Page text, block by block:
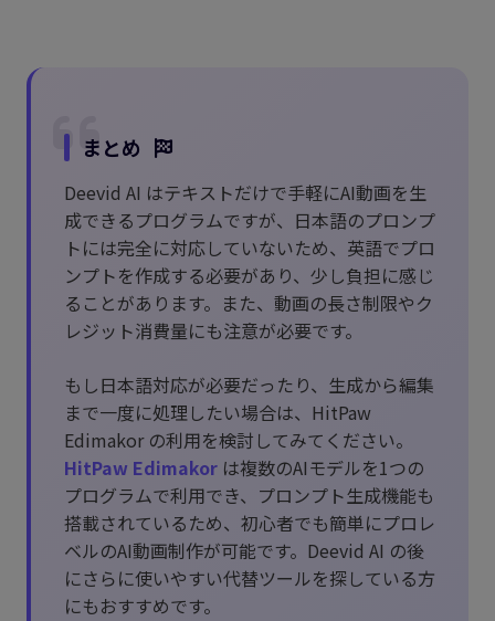
まとめ
Deevid AI はテキストだけで手軽にAI動画を生
成できるプログラムですが、日本語のプロンプ
トには完全に対応していないため、英語でプロ
ンプトを作成する必要があり、少し負担に感じ
ることがあります。また、動画の長さ制限やク
レジット消費量にも注意が必要です。
もし日本語対応が必要だったり、生成から編集
まで一度に処理したい場合は、HitPaw
Edimakor の利用を検討してみてください。
HitPaw Edimakor は複数のAIモデルを1つの
プログラムで利用でき、プロンプト生成機能も
搭載されているため、初心者でも簡単にプロレ
ベルのAI動画制作が可能です。Deevid AI の後
にさらに使いやすい代替ツールを探している方
にもおすすめです。